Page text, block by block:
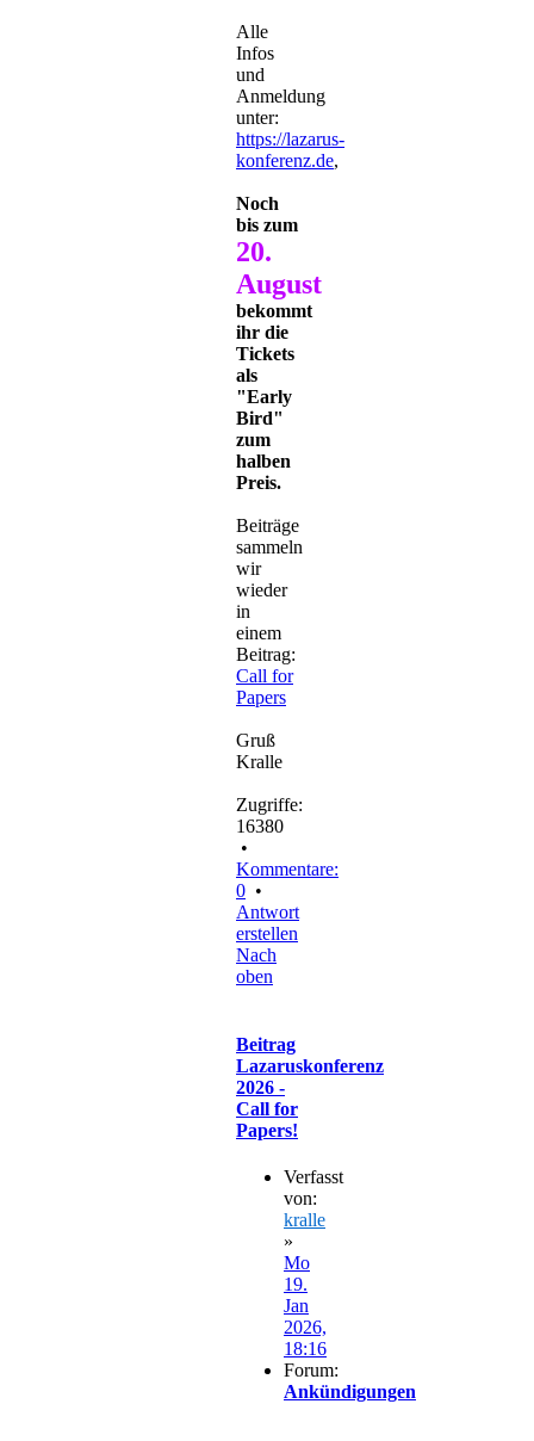
Alle
Infos
und
Anmeldung
unter:
https://lazarus-
konferenz.de,
Noch
bis zum
20.
August
bekommt
ihr die
Tickets
als
"Early
Bird"
zum
halben
Preis.
Beiträge
sammeln
wir
wieder
in
einem
Beitrag:
Call for
Papers
Gruß
Kralle
Zugriffe:
16380
•
Kommentare:
0 •
Antwort
erstellen
Nach
oben
Beitrag
Lazaruskonferenz
2026 -
Call for
Papers!
Verfasst
von:
kralle
»
Mo
19.
Jan
2026,
18:16
Forum:
Ankündigungen